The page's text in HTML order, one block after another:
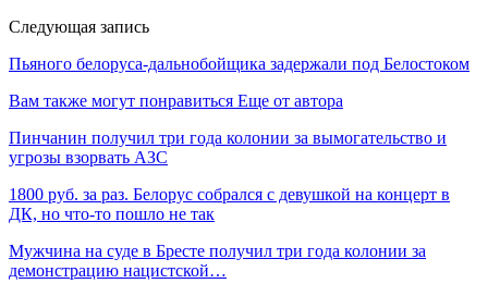
Следующая запись
Пьяного белоруса-дальнобойщика задержали под Белостоком
Вам также могут понравиться Еще от автора
Пинчанин получил три года колонии за вымогательство и
угрозы взорвать АЗС
1800 руб. за раз. Белорус собрался с девушкой на концерт в
ДК, но что-то пошло не так
Мужчина на суде в Бресте получил три года колонии за
демонстрацию нацистской…